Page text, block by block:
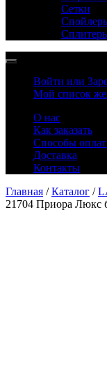
Сетки
Войти или
Мой список
О нас
Как заказать
Способы
Доставка
Контакты
Главная /Каталог /
21704 Приора Люкс